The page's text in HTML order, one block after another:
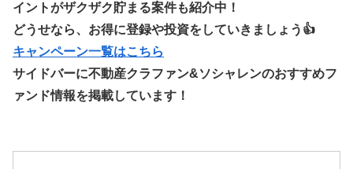
イントがザクザク貯まる案件も紹介中！
どうせなら、お得に登録や投資をしていきましょう👍
キャンペーン一覧はこちら
サイドバーに不動産クラファン&ソシャレンのおすすめフ
ァンド情報を掲載しています！